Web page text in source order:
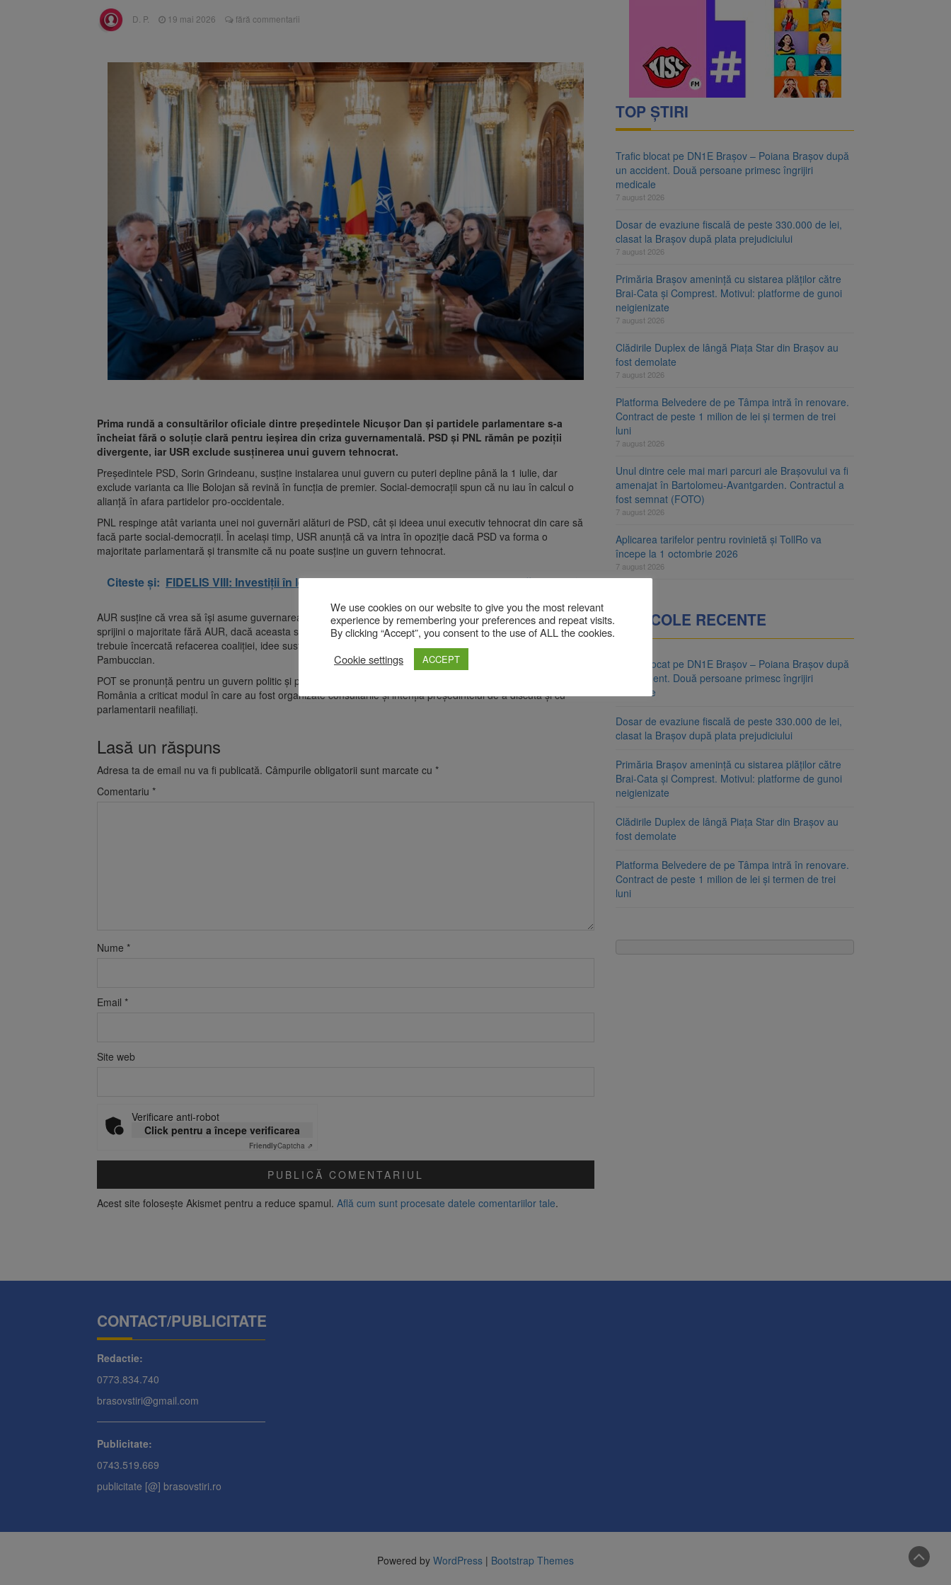
fost semnat (FOTO)
D. P. 19 mai 2026 fără commentarii
Prima rundă a consultărilor oficiale dintre președintele Nicușor Dan și partidele parlamentare s-a
încheiat fără o soluție clară pentru ieșirea din criza guvernamentală. PSD și PNL rămân pe poziții
divergente, iar USR exclude susținerea unui guvern tehnocrat.
Președintele PSD, Sorin Grindeanu, susține instalarea unui guvern cu puteri depline până la 1 iulie, dar
exclude varianta ca Ilie Bolojan să revină în funcția de premier. Social-democrații spun că nu iau în calcul o
alianță în afara partidelor pro-occidentale.
PNL respinge atât varianta unei noi guvernări alături de PSD, cât și ideea unui executiv tehnocrat din care să
facă parte social-democrații. În același timp, USR anunță că va intra în opoziție dacă PSD va forma o
majoritate parlamentară și transmite că nu poate susține un guvern tehnocrat.
Citeste și: FIDELIS VIII: Investiții în lei și euro, cu dobânzi neimpozabile de până la 7,50%
AUR susține că vrea să își asume guvernarea, în timp ce UDMR nu a avansat o propunere de premier, dar ar
sprijini o majoritate fără AUR, dacă aceasta se va contura. Liderul UDMR, Kelemen Hunor, consideră că
trebuie încercată refacerea coaliției, idee susținută și de liderul grupului minorităților naționale, Varujan
Pambuccian.
POT se pronunță pentru un guvern politic și pentru o formulă de guvernare pro-occidentală, în timp ce SOS
România a criticat modul în care au fost organizate consultările și intenția președintelui de a discuta și cu
parlamentarii neafiliați.
Lasă un răspuns
Adresa ta de email nu va fi publicată. Câmpurile obligatorii sunt marcate cu *
Comentariu *
Nume *
Email *
Site web
Verificare anti-robot
Click pentru a începe verificarea
FriendlyCaptcha ⇗
Acest site folosește Akismet pentru a reduce spamul. Află cum sunt procesate datele comentariilor tale.
TOP ȘTIRI
Trafic blocat pe DN1E Brașov – Poiana Brașov după
un accident. Două persoane primesc îngrijiri
medicale
7 august 2026
Dosar de evaziune fiscală de peste 330.000 de lei,
clasat la Brașov după plata prejudiciului
7 august 2026
Primăria Brașov amenință cu sistarea plăților către
Brai-Cata și Comprest. Motivul: platforme de gunoi
neigienizate
7 august 2026
Clădirile Duplex de lângă Piața Star din Brașov au
fost demolate
7 august 2026
Platforma Belvedere de pe Tâmpa intră în renovare.
Contract de peste 1 milion de lei și termen de trei
luni
7 august 2026
Unul dintre cele mai mari parcuri ale Brașovului va fi
amenajat în Bartolomeu-Avantgarden. Contractul a
fost semnat (FOTO)
7 august 2026
Aplicarea tarifelor pentru rovinietă și TollRo va
începe la 1 octombrie 2026
7 august 2026
ARTICOLE RECENTE
Trafic blocat pe DN1E Brașov – Poiana Brașov după
un accident. Două persoane primesc îngrijiri
medicale
Dosar de evaziune fiscală de peste 330.000 de lei,
clasat la Brașov după plata prejudiciului
Primăria Brașov amenință cu sistarea plăților către
Brai-Cata și Comprest. Motivul: platforme de gunoi
neigienizate
Clădirile Duplex de lângă Piața Star din Brașov au
fost demolate
Platforma Belvedere de pe Tâmpa intră în renovare.
Contract de peste 1 milion de lei și termen de trei
luni
CONTACT/PUBLICITATE
Redactie:
0773.834.740
brasovstiri@gmail.com
Publicitate:
0743.519.669
publicitate [@] brasovstiri.ro
Powered by WordPress | Bootstrap Themes
We use cookies on our website to give you the most relevant
experience by remembering your preferences and repeat visits.
By clicking “Accept”, you consent to the use of ALL the cookies.
Cookie settings
ACCEPT